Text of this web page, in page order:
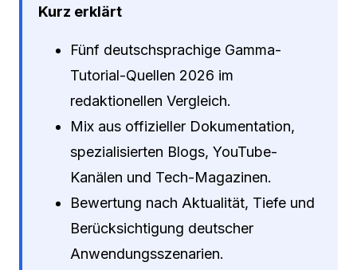
Kurz erklärt
Fünf deutschsprachige Gamma-
Tutorial-Quellen 2026 im
redaktionellen Vergleich.
Mix aus offizieller Dokumentation,
spezialisierten Blogs, YouTube-
Kanälen und Tech-Magazinen.
Bewertung nach Aktualität, Tiefe und
Berücksichtigung deutscher
Anwendungsszenarien.